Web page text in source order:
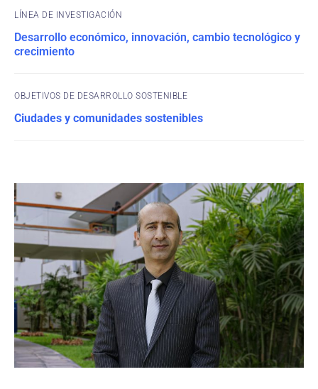
Desarrollo económico, innovación, cambio tecnológico y
crecimiento
OBJETIVOS DE DESARROLLO SOSTENIBLE
Ciudades y comunidades sostenibles